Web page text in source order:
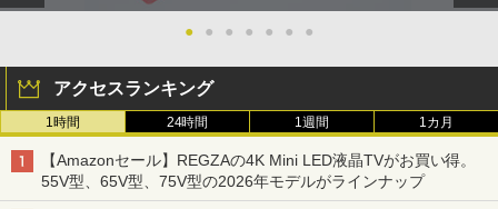
● ● ● ● ● ● ●
アクセスランキング
1時間 24時間 1週間 1カ月
【Amazonセール】REGZAの4K Mini LED液晶TVがお買い得。
55V型、65V型、75V型の2026年モデルがラインナップ